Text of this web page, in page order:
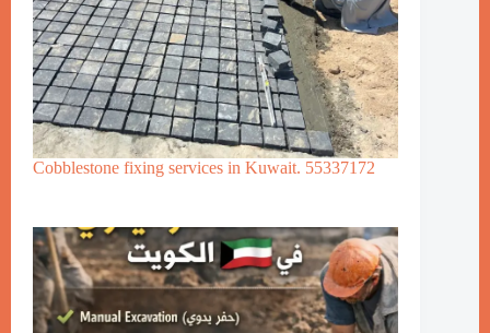
Cobblestone fixing services in Kuwait. 55337172